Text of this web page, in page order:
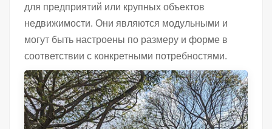
для предприятий или крупных объектов
недвижимости. Они являются модульными и
могут быть настроены по размеру и форме в
соответствии с конкретными потребностями.